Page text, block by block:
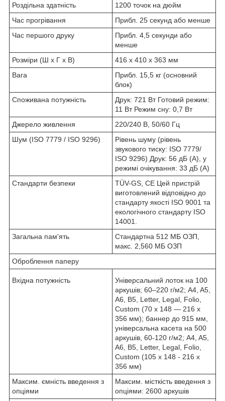
Роздільна здатність
1200 точок на дюйм
Час прогрівання
Прибл. 25 секунд або менше
Час першого друку
Прибл. 4,5 секунди або
менше
Розміри (Ш х Г х В)
416 х 410 х 363 мм
Вага
Прибл. 15,5 кг (основний
блок)
Споживана потужність
Друк: 721 Вт Готовий режим:
11 Вт Режим сну: 0,7 Вт
Джерело живлення
220/240 В, 50/60 Гц
Шум (ISO 7779 / ISO 9296)
Рівень шуму (рівень
звукового тиску: ISO 7779/
ISO 9296) Друк: 56 дБ (A), у
режимі очікування: 33 дБ (A)
Стандарти безпеки
TÜV-GS, CE Цей пристрій
виготовлений відповідно до
стандарту якості ISO 9001 та
екологічного стандарту ISO
14001.
Загальна пам'ять
Стандартна 512 МБ ОЗП,
макс. 2,560 МБ ОЗП
Оброблення паперу
Вхідна потужність
Універсальний лоток на 100
аркушів; 60–220 г/м2; A4, A5,
A6, B5, Letter, Legal, Folio,
Custom (70 x 148 — 216 x
356 мм); баннер до 915 мм,
універсальна касета на 500
аркушів, 60-120 г/м2; A4, A5,
A6, B5, Letter, Legal, Folio,
Custom (105 x 148 - 216 x
356 мм)
Максим. ємність введення з
опціями
Максим. місткість введення з
опціями: 2600 аркушів